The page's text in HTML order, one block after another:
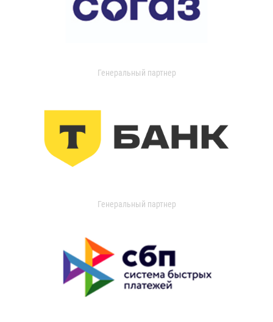
Генеральный партнер
Генеральный партнер